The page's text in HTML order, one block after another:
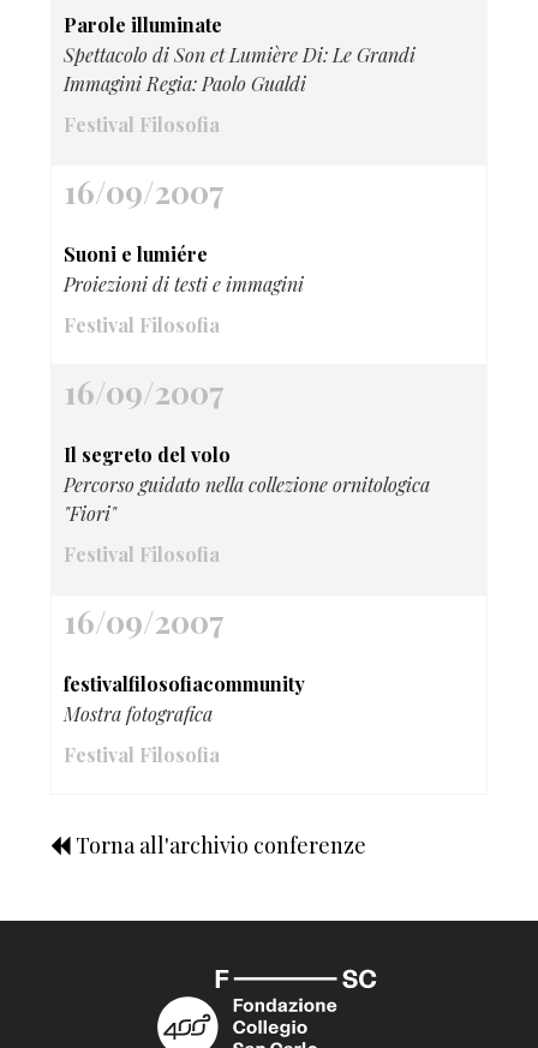
Parole illuminate
Spettacolo di Son et Lumière Di: Le Grandi
Immagini Regia: Paolo Gualdi
Festival Filosofia
16/09/2007
Suoni e lumiére
Proiezioni di testi e immagini
Festival Filosofia
16/09/2007
Il segreto del volo
Percorso guidato nella collezione ornitologica
"Fiori"
Festival Filosofia
16/09/2007
festivalfilosofiacommunity
Mostra fotografica
Festival Filosofia
Torna all'archivio conferenze